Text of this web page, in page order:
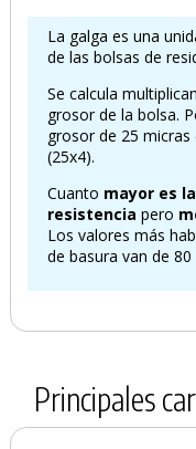
La galga es una
de las bolsas de
Se calcula
grosor de la bolsa.
grosor de 25 micras
(25x4).
Cuanto mayor es
resistencia pero
Los valores más
de basura van de 80
Principales